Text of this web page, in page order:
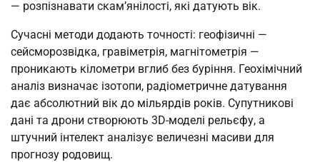
— розпізнавати скам’янілості, які датують вік.
Сучасні методи додають точності: геофізичні —
сейсморозвідка, гравіметрія, магнітометрія —
проникають кілометри вглиб без буріння. Геохімічний
аналіз визначає ізотопи, радіометричне датування
дає абсолютний вік до мільярдів років. Супутникові
дані та дрони створюють 3D-моделі рельєфу, а
штучний інтелект аналізує величезні масиви для
прогнозу родовищ.